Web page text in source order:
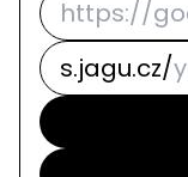
s.jagu.cz/